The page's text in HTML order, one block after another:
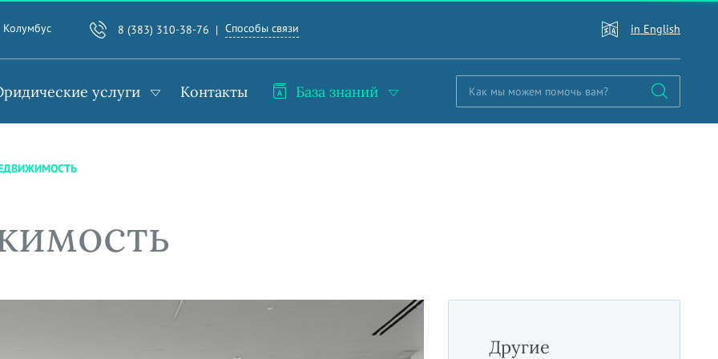
Колумбус 8 (383) 310-38-76 Способы связи in English
услуги Контакты База знаний
Другие